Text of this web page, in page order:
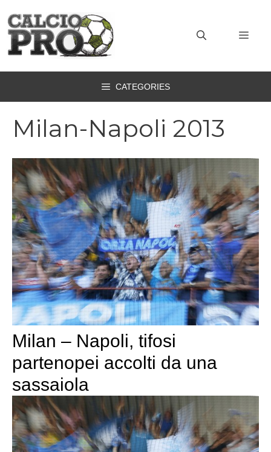
contenuto
CATEGORIES
Milan-Napoli 2013
Milan – Napoli, tifosi
partenopei accolti da una
sassaiola